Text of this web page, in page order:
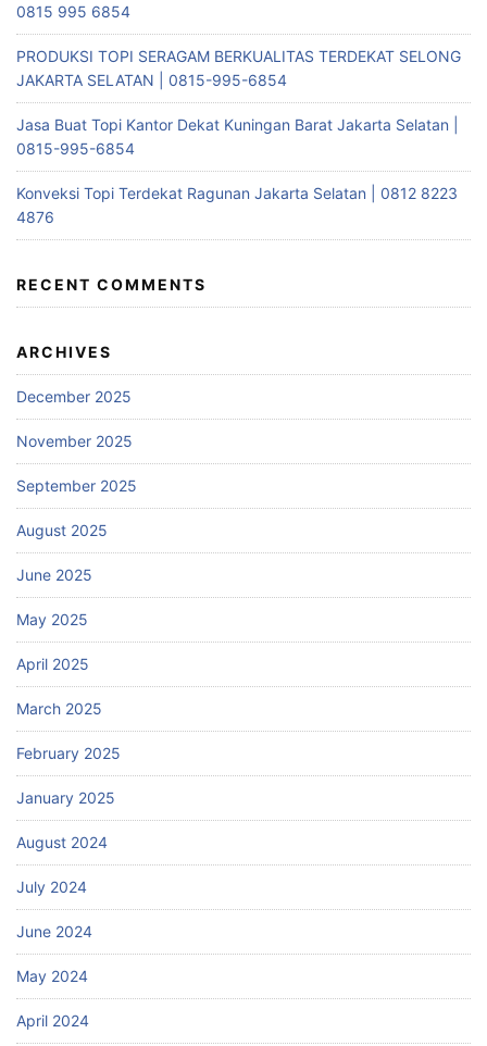
0815 995 6854
PRODUKSI TOPI SERAGAM BERKUALITAS TERDEKAT SELONG
JAKARTA SELATAN | 0815-995-6854
Jasa Buat Topi Kantor Dekat Kuningan Barat Jakarta Selatan |
0815-995-6854
Konveksi Topi Terdekat Ragunan Jakarta Selatan | 0812 8223
4876
RECENT COMMENTS
ARCHIVES
December 2025
November 2025
September 2025
August 2025
June 2025
May 2025
April 2025
March 2025
February 2025
January 2025
August 2024
July 2024
June 2024
May 2024
April 2024